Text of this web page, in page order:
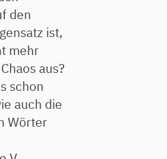
den
ist,
mehr
aus?
schon
auch die
Wörter